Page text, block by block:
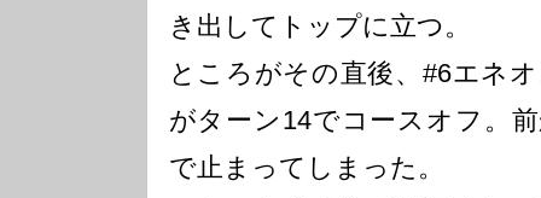
き出してトップに立つ。
ところがその直後、#6エネ
がターン14でコースオフ。
で止まってしまった。